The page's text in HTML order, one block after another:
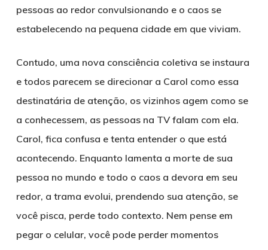
pessoas ao redor convulsionando e o caos se
estabelecendo na pequena cidade em que viviam.
Contudo, uma nova consciência coletiva se instaura
e todos parecem se direcionar a Carol como essa
destinatária de atenção, os vizinhos agem como se
a conhecessem, as pessoas na TV falam com ela.
Carol, fica confusa e tenta entender o que está
acontecendo. Enquanto lamenta a morte de sua
pessoa no mundo e todo o caos a devora em seu
redor, a trama evolui, prendendo sua atenção, se
você pisca, perde todo contexto. Nem pense em
pegar o celular, você pode perder momentos